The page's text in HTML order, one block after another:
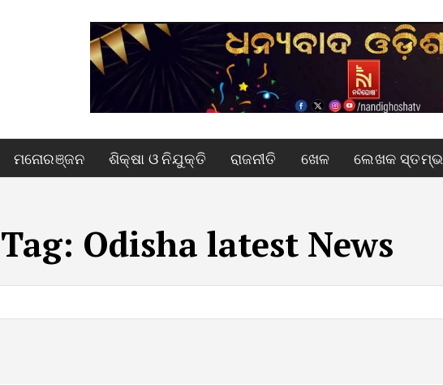
ମନୋରଞ୍ଜନ ଶିକ୍ଷା ଓ ନିଯୁକ୍ତି ରାଜନୀତି ଖେଳ ଲେଖକ ସ୍ତମ୍ଭ
Tag: Odisha latest News